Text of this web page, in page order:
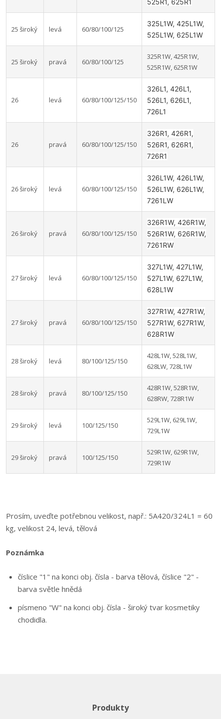
525R1, 625R1
25 široký levá 60/80/100/125
325L1W, 425L1W,
525L1W, 625L1W
25 široký pravá 60/80/100/125
325R1W, 425R1W,
525R1W, 625R1W
26 levá 60/80/100/125/150
326L1, 426L1,
526L1, 626L1,
726L1
26 pravá 60/80/100/125/150
326R1, 426R1,
526R1, 626R1,
726R1
26 široký levá 60/80/100/125/150
326L1W, 426L1W,
526L1W, 626L1W,
7261LW
26 široký pravá 60/80/100/125/150
326R1W, 426R1W,
526R1W, 626R1W,
7261RW
27 široký levá 60/80/100/125/150
327L1W, 427L1W,
527L1W, 627L1W,
628L1W
27 široký pravá 60/80/100/125/150
327R1W, 427R1W,
527R1W, 627R1W,
628R1W
28 široký levá 80/100/125/150
428L1W, 528L1W,
628LW, 728L1W
28 široký pravá 80/100/125/150
428R1W, 528R1W,
628RW, 728R1W
29 široký levá 100/125/150
529L1W, 629L1W,
729L1W
29 široký pravá 100/125/150
529R1W, 629R1W,
729R1W
Prosím, uveďte potřebnou velikost, např.: 5A420/324L1 = 60
kg, velikost 24, levá, tělová
Poznámka
číslice "1" na konci obj. čísla - barva tělová, číslice "2" -
barva světle hnědá
písmeno "W" na konci obj. čísla - široký tvar kosmetiky
chodidla.
Produkty